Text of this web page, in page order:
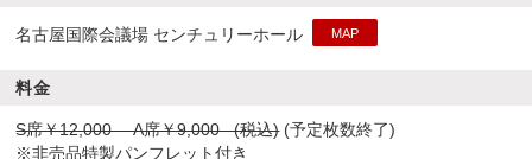
名古屋国際会議場 センチュリーホール MAP
料金
S席￥12,000 A席￥9,000 (税込)(予定枚数終了)
※非売品特製パンフレット付き